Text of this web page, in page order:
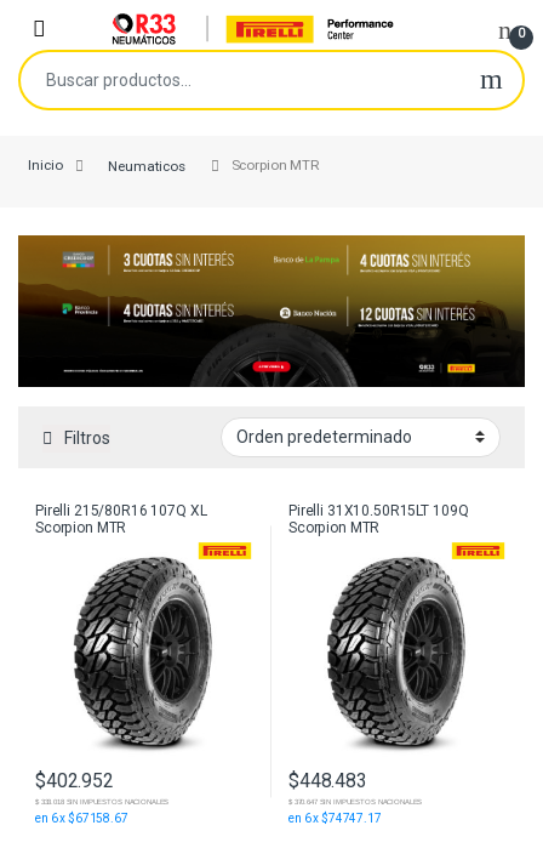
Skip to navigation
Open 0
Buscar por:
Inicio Neumaticos Scorpion MTR
Filtros
Pirelli 215/80R16 107Q XL
Scorpion MTR
$402.952
$ 333.018 SIN IMPUESTOS NACIONALES
en 6 x $67158.67
Pirelli 31X10.50R15LT 109Q
Scorpion MTR
$448.483
$ 370.647 SIN IMPUESTOS NACIONALES
en 6 x $74747.17